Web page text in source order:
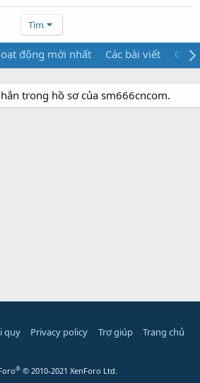
Tìm
động mới nhất Các bài viết Giới
trong hồ sơ của sm666cncom.
quy Privacy policy Trợ giúp Trang chủ
® © 2010-2021 XenForo Ltd.